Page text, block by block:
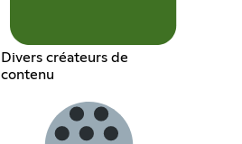
Divers créateurs de
contenu